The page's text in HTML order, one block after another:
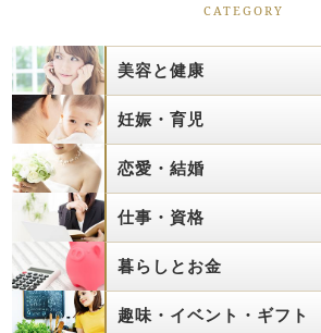
CATEGORY
美容と健康
妊娠・育児
恋愛・結婚
仕事・資格
暮らしとお金
趣味・イベント・ギフト